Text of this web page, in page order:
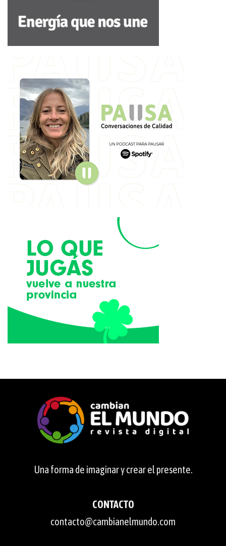
Una forma de imaginar y crear el presente.
CONTACTO
contacto@cambianelmundo.com